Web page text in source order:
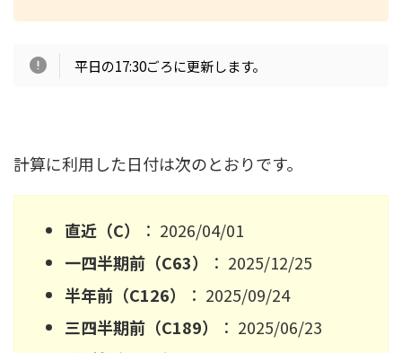
平日の17:30ごろに更新します。
計算に利用した日付は次のとおりです。
直近（C）
： 2026/04/01
一四半期前（C63）
： 2025/12/25
半年前（C126）
： 2025/09/24
三四半期前（C189）
： 2025/06/23